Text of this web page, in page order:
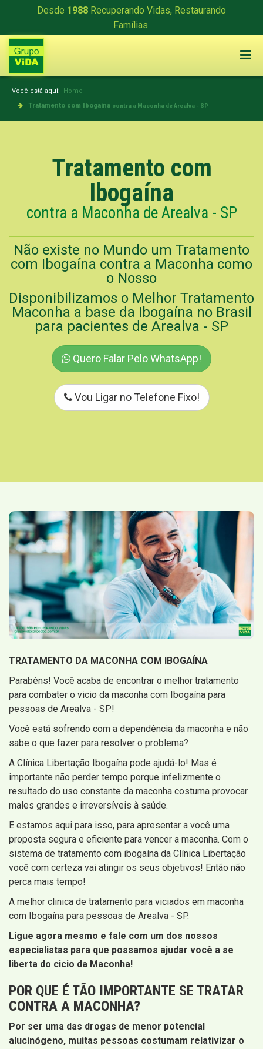
Desde 1988 Recuperando Vidas, Restaurando
Famílias.
Você está aqui: Home
Tratamento com Ibogaína contra a Maconha de Arealva - SP
Tratamento com
Ibogaína
contra a Maconha de Arealva - SP
Não existe no Mundo um Tratamento
com Ibogaína contra a Maconha como
o Nosso
Disponibilizamos o Melhor Tratamento
Maconha a base da Ibogaína no Brasil
para pacientes de Arealva - SP
Quero Falar Pelo WhatsApp!
Vou Ligar no Telefone Fixo!
TRATAMENTO DA MACONHA COM IBOGAÍNA
Parabéns! Você acaba de encontrar o melhor tratamento
para combater o vicio da maconha com Ibogaína para
pessoas de Arealva - SP!
Você está sofrendo com a dependência da maconha e não
sabe o que fazer para resolver o problema?
A Clínica Libertação Ibogaína pode ajudá-lo! Mas é
importante não perder tempo porque infelizmente o
resultado do uso constante da maconha costuma provocar
males grandes e irreversíveis à saúde.
E estamos aqui para isso, para apresentar a você uma
proposta segura e eficiente para vencer a maconha. Com o
sistema de tratamento com ibogaína da Clínica Libertação
você com certeza vai atingir os seus objetivos! Então não
perca mais tempo!
A melhor clinica de tratamento para viciados em maconha
com Ibogaína para pessoas de Arealva - SP.
Ligue agora mesmo e fale com um dos nossos
especialistas para que possamos ajudar você a se
liberta do cicio da Maconha!
POR QUE É TÃO IMPORTANTE SE TRATAR
CONTRA A MACONHA?
Por ser uma das drogas de menor potencial
alucinógeno, muitas pessoas costumam relativizar o